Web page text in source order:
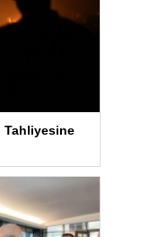
Tahliyesine